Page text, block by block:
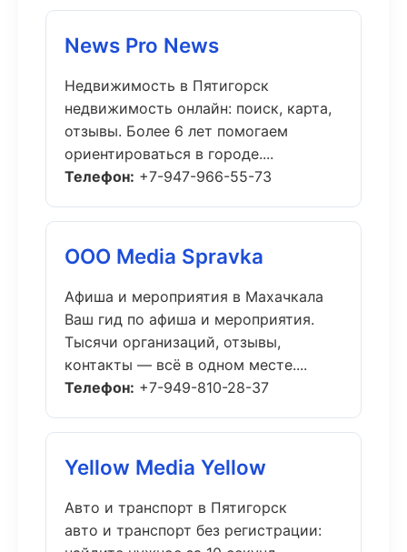
News Pro News
Недвижимость в Пятигорск
недвижимость онлайн: поиск, карта,
отзывы. Более 6 лет помогаем
ориентироваться в городе....
Телефон: +7-947-966-55-73
ООО Media Spravka
Афиша и мероприятия в Махачкала
Ваш гид по афиша и мероприятия.
Тысячи организаций, отзывы,
контакты — всё в одном месте....
Телефон: +7-949-810-28-37
Yellow Media Yellow
Авто и транспорт в Пятигорск
авто и транспорт без регистрации: